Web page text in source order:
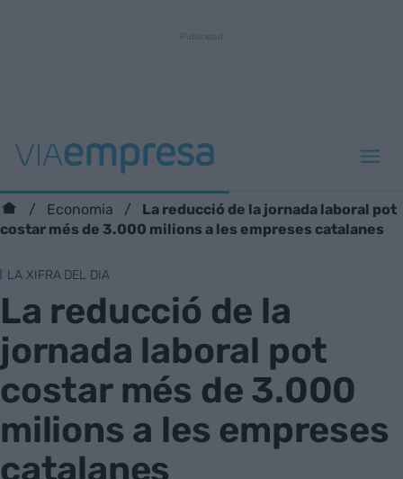
Economia
La reducció de la jornada laboral pot
costar més de 3.000 milions a les empreses catalanes
LA XIFRA DEL DIA
La reducció de la
jornada laboral pot
costar més de 3.000
milions a les empreses
catalanes